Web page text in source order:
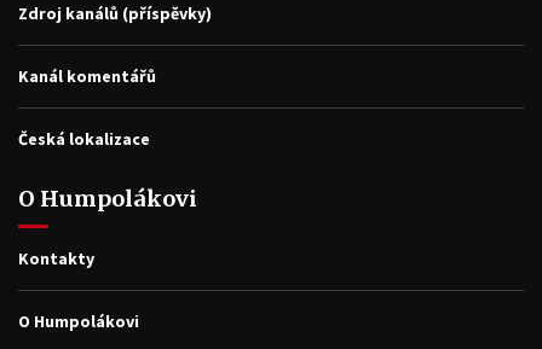
Zdroj kanálů (příspěvky)
Kanál komentářů
Česká lokalizace
O Humpolákovi
Kontakty
O Humpolákovi